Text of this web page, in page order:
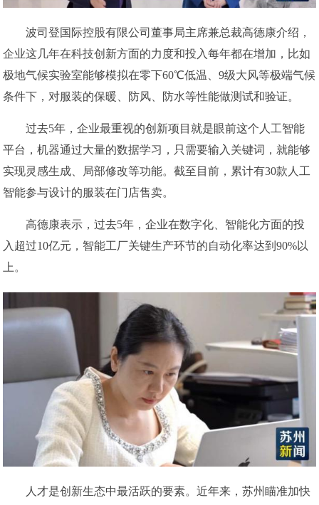
波司登国际控股有限公司董事局主席兼总裁高德康介绍，
企业这几年在科技创新方面的力度和投入每年都在增加，比如
极地气候实验室能够模拟在零下60℃低温、9级大风等极端气候
条件下，对服装的保暖、防风、防水等性能做测试和验证。
过去5年，企业最重视的创新项目就是眼前这个人工智能
平台，机器通过大量的数据学习，只需要输入关键词，就能够
实现灵感生成、局部修改等功能。截至目前，累计有30款人工
智能参与设计的服装在门店售卖。
高德康表示，过去5年，企业在数字化、智能化方面的投
入超过10亿元，智能工厂关键生产环节的自动化率达到90%以
上。
人才是创新生态中最活跃的要素。近年来，苏州瞄准加快